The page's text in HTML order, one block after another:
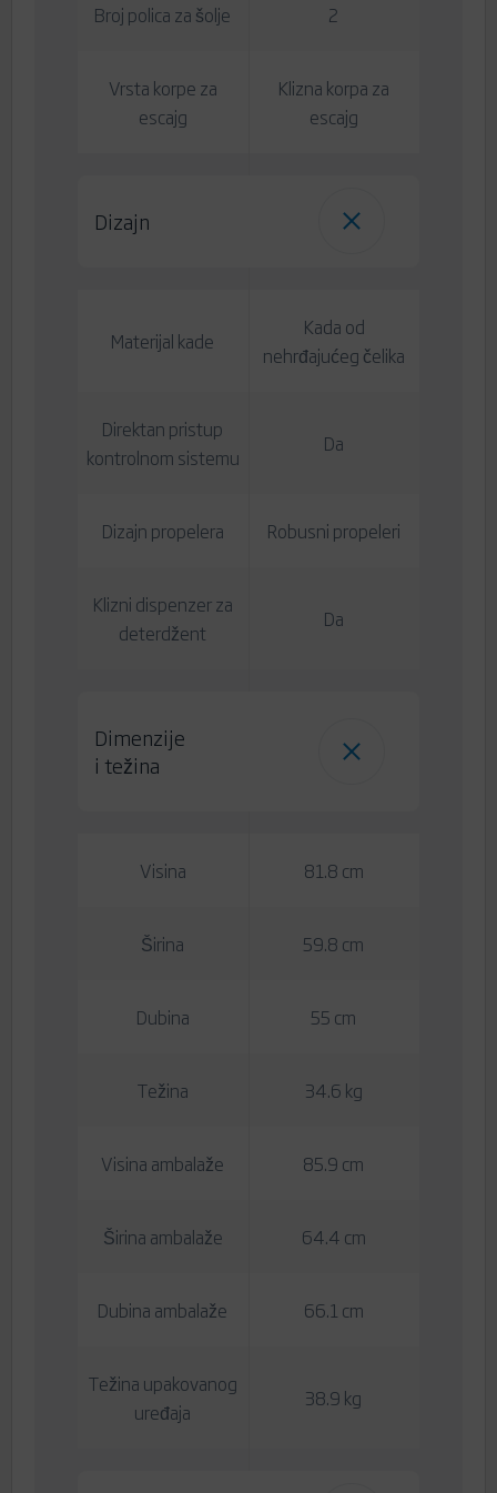
Broj polica za šolje 2
Vrsta korpe za
escajg
Klizna korpa za
escajg
Dizajn
Materijal kade
Kada od
nehrđajućeg čelika
Direktan pristup
kontrolnom sistemu
Da
Dizajn propelera Robusni propeleri
Klizni dispenzer za
deterdžent
Da
Dimenzije
i težina
Visina 81.8 cm
Širina 59.8 cm
Dubina 55 cm
Težina 34.6 kg
Visina ambalaže 85.9 cm
Širina ambalaže 64.4 cm
Dubina ambalaže 66.1 cm
Težina upakovanog
uređaja
38.9 kg